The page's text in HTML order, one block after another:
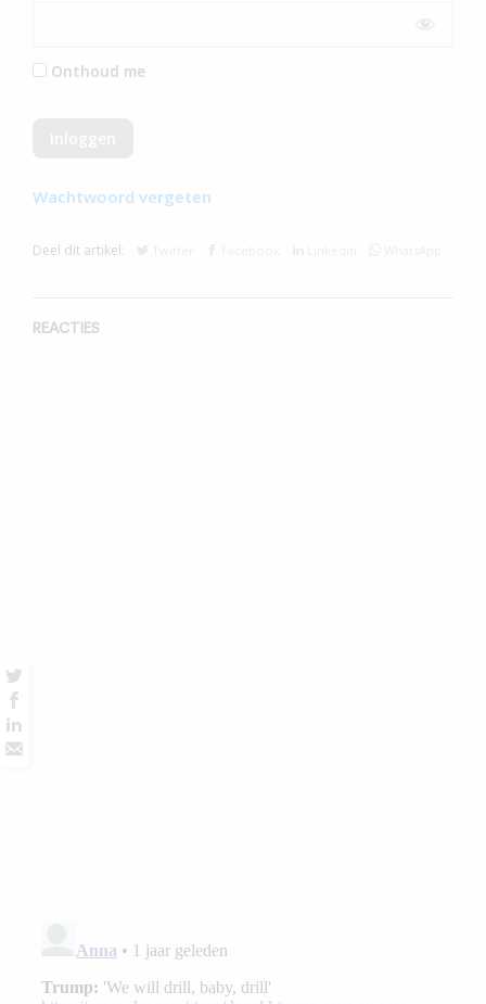
Onthoud me
Wachtwoord vergeten
Deel dit artikel:
REACTIES